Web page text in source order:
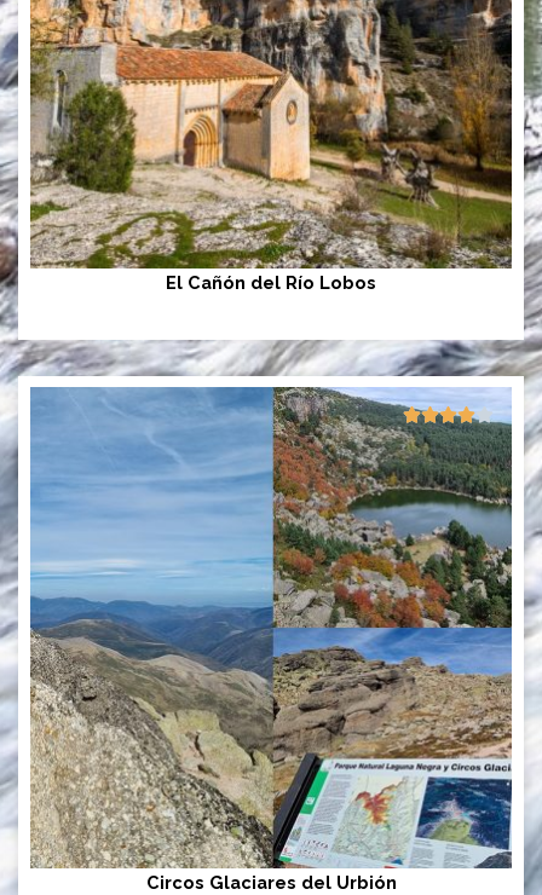
El Cañón del Río Lobos

4/5
Circos Glaciares del Urbión